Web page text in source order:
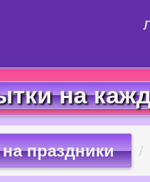
на
праздники